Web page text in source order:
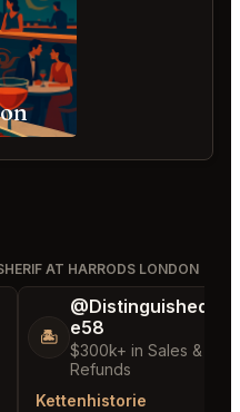
AT HARRODS LONDON
🏝️
@DistinguishedTre
e58
$300k+ in Sales & Low
Refunds
Kettenhistorie